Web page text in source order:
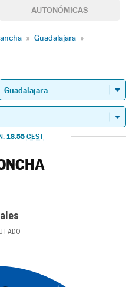
AUTONÓMICAS
» Guadalajara »
18.55 CEST